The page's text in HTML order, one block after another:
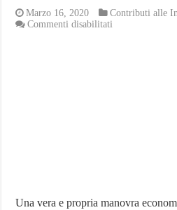
Marzo 16, 2020
Contributi alle
Commenti disabilitati
Una vera e propria manovra